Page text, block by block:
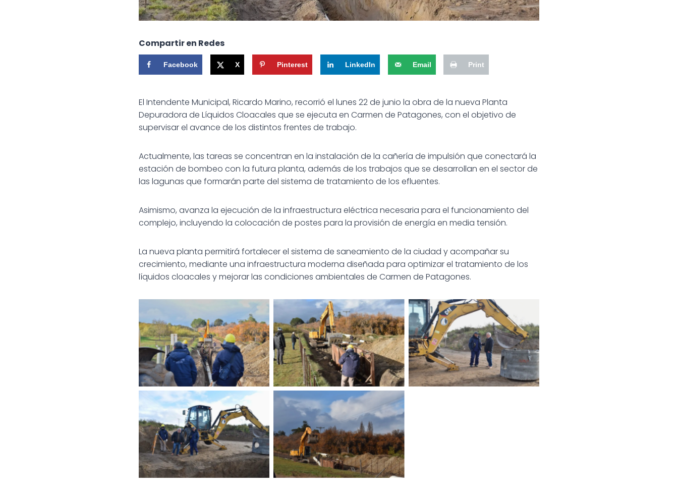
Compartir en Redes
Facebook X Pinterest LinkedIn Email Print
El Intendente Municipal, Ricardo Marino, recorrió el lunes 22 de junio la obra de la nueva Planta
Depuradora de Líquidos Cloacales que se ejecuta en Carmen de Patagones, con el objetivo de
supervisar el avance de los distintos frentes de trabajo.
Actualmente, las tareas se concentran en la instalación de la cañería de impulsión que conectará la
estación de bombeo con la futura planta, además de los trabajos que se desarrollan en el sector de
las lagunas que formarán parte del sistema de tratamiento de los efluentes.
Asimismo, avanza la ejecución de la infraestructura eléctrica necesaria para el funcionamiento del
complejo, incluyendo la colocación de postes para la provisión de energía en media tensión.
La nueva planta permitirá fortalecer el sistema de saneamiento de la ciudad y acompañar su
crecimiento, mediante una infraestructura moderna diseñada para optimizar el tratamiento de los
líquidos cloacales y mejorar las condiciones ambientales de Carmen de Patagones.